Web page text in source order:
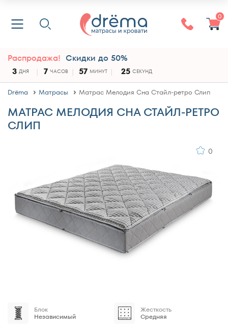
0
Распродажа! Скидки до 50%
3 ДНЯ 7 ЧАСОВ 57 МИНУТ 24 СЕКУНДЫ
Drёma Матрасы Матрас Мелодия Сна Стайл-ретро Слип
МАТРАС МЕЛОДИЯ СНА СТАЙЛ-РЕТРО
СЛИП
0
Блок
Независимый
Жесткость
Средняя